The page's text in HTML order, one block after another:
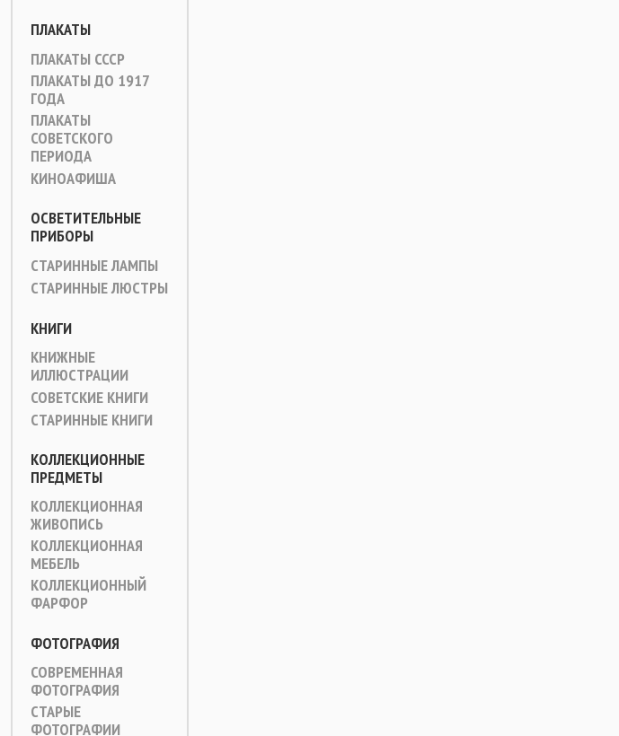
ПЛАКАТЫ
ПЛАКАТЫ СССР
ПЛАКАТЫ ДО 1917
ГОДА
ПЛАКАТЫ
СОВЕТСКОГО
ПЕРИОДА
КИНОАФИША
ОСВЕТИТЕЛЬНЫЕ
ПРИБОРЫ
СТАРИННЫЕ ЛАМПЫ
СТАРИННЫЕ ЛЮСТРЫ
КНИГИ
КНИЖНЫЕ
ИЛЛЮСТРАЦИИ
СОВЕТСКИЕ КНИГИ
СТАРИННЫЕ КНИГИ
КОЛЛЕКЦИОННЫЕ
ПРЕДМЕТЫ
КОЛЛЕКЦИОННАЯ
ЖИВОПИСЬ
КОЛЛЕКЦИОННАЯ
МЕБЕЛЬ
КОЛЛЕКЦИОННЫЙ
ФАРФОР
ФОТОГРАФИЯ
СОВРЕМЕННАЯ
ФОТОГРАФИЯ
СТАРЫЕ
ФОТОГРАФИИ